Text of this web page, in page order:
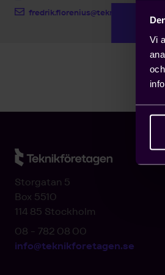
Vi
Storgatan 5
Box 5510
114 85 Stockholm
08 - 782 08 00
info@teknikforetagen.se